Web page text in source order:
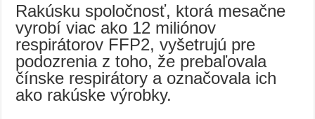
Rakúsku spoločnosť, ktorá mesačne
vyrobí viac ako 12 miliónov
respirátorov FFP2, vyšetrujú pre
podozrenia z toho, že prebaľovala
čínske respirátory a označovala ich
ako rakúske výrobky.